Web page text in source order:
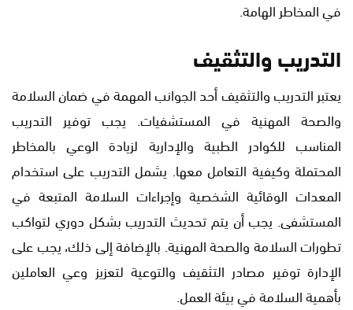
في المخاطر الهامة.
التدريب والتثقيف
يعتبر التدريب والتثقيف أحد الجوانب المهمة في ضمان السلامة
والصحة المهنية في المستشفيات. يجب توفير التدريب
المناسب للكوادر الطبية والإدارية لزيادة الوعي بالمخاطر
المحتملة وكيفية التعامل معها. يشمل التدريب على استخدام
المعدات الوقائية الشخصية وإجراءات السلامة المتبعة في
المستشفى. يجب أن يتم تحديث التدريب بشكل دوري لتواكب
تطورات السلامة والصحة المهنية. بالإضافة إلى ذلك، يجب على
الإدارة توفير مصادر التثقيف والتوعية لتعزيز وعي العاملين
بأهمية السلامة في بيئة العمل.